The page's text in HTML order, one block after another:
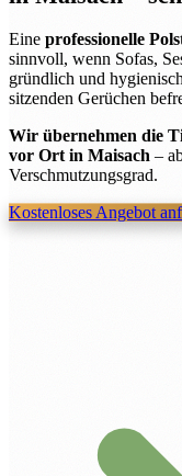
Eine professionelle
sinnvoll, wenn Sofas,
gründlich und
sitzenden Gerüchen
Wir übernehmen die
vor Ort in Maisach –
Verschmutzungsgrad.
Kostenloses Angebot